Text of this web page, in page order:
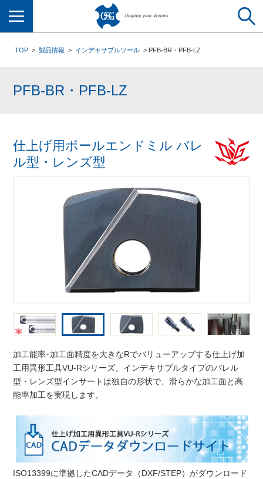
TOP 製品情報 インデキサブルツール PFB-BR・PFB-LZ
PFB-BR・PFB-LZ
仕上げ用ボールエンドミル バレ
ル型・レンズ型
加工能率･加工面精度を大きなRでバリューアップする仕上げ加
工用異形工具VU-Rシリーズ。インデキサブルタイプのバレル
型・レンズ型インサートは独自の形状で、滑らかな加工面と高
能率加工を実現します。
ISO13399に準拠したCADデータ（DXF/STEP）がダウンロード